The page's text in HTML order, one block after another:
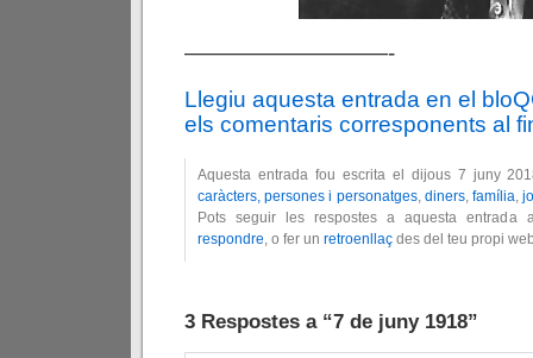
—————————-
Llegiu aquesta entrada en el
els comentaris corresponents al
Aquesta entrada fou escrita el dijous 7 juny
caràcters, persones i personatges, diners,família,
Pots seguir les respostes a aquesta
respondre, o fer un retroenllaç des del teu propi
3 Respostes a “7 de juny 1918”